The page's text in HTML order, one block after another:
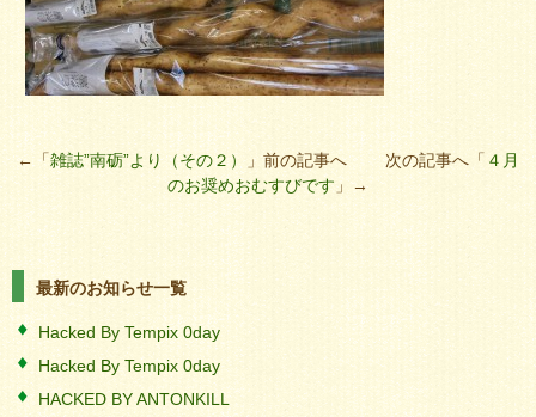
←「雑誌”南砺”より（その２） 」前の記事へ 次の記事へ「 ４月
のお奨めおむすびです」→
最新のお知らせ一覧
Hacked By Tempix 0day
Hacked By Tempix 0day
HACKED BY ANTONKILL